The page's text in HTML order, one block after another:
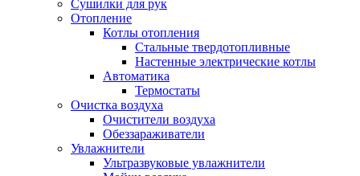
Сушилки для рук
Отопление
Котлы отопления
Стальные твердотопливные
Настенные электрические котлы
Автоматика
Термостаты
Очистка воздуха
Очистители воздуха
Обеззараживатели
Увлажнители
Ультразвуковые увлажнители